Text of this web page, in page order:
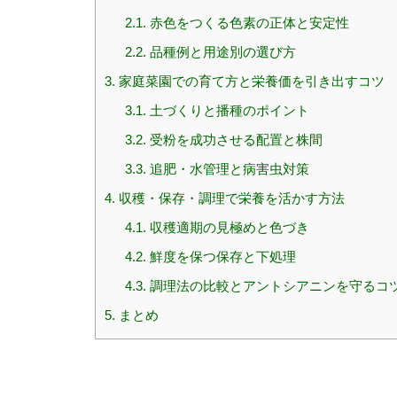
2.1. 赤色をつくる色素の正体と安定性
2.2. 品種例と用途別の選び方
3. 家庭菜園での育て方と栄養価を引き出すコツ
3.1. 土づくりと播種のポイント
3.2. 受粉を成功させる配置と株間
3.3. 追肥・水管理と病害虫対策
4. 収穫・保存・調理で栄養を活かす方法
4.1. 収穫適期の見極めと色づき
4.2. 鮮度を保つ保存と下処理
4.3. 調理法の比較とアントシアニンを守るコ
5. まとめ